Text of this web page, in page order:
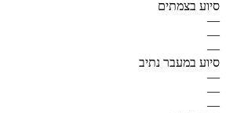
סיוע בצמתים
—
—
—
סיוע במעבר נתיב
—
—
—